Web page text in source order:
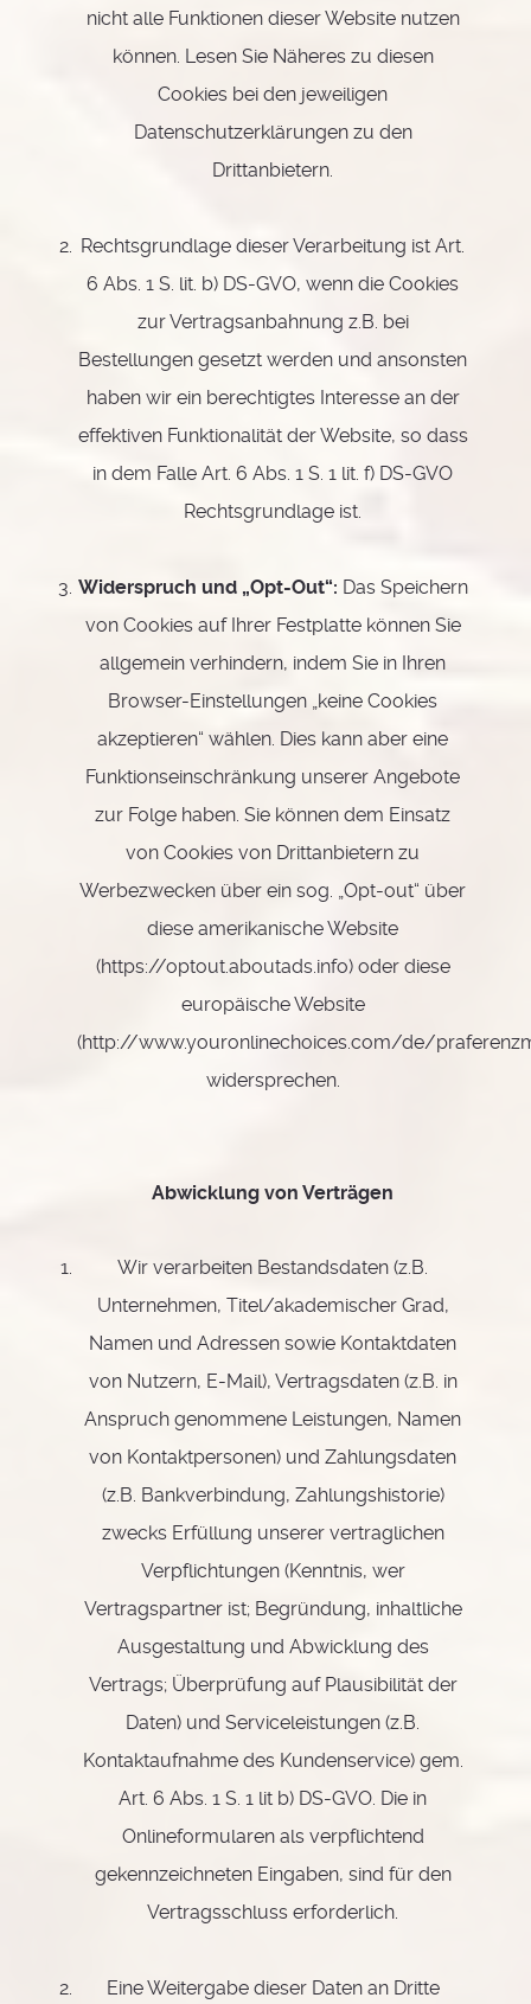
nicht alle Funktionen dieser Website nutzen
können. Lesen Sie Näheres zu diesen
Cookies bei den jeweiligen
Datenschutzerklärungen zu den
Drittanbietern.
Rechtsgrundlage dieser Verarbeitung ist Art.
6 Abs. 1 S. lit. b) DS-GVO, wenn die Cookies
zur Vertragsanbahnung z.B. bei
Bestellungen gesetzt werden und ansonsten
haben wir ein berechtigtes Interesse an der
effektiven Funktionalität der Website, so dass
in dem Falle Art. 6 Abs. 1 S. 1 lit. f) DS-GVO
Rechtsgrundlage ist.
Widerspruch und „Opt-Out“: Das Speichern
von Cookies auf Ihrer Festplatte können Sie
allgemein verhindern, indem Sie in Ihren
Browser-Einstellungen „keine Cookies
akzeptieren“ wählen. Dies kann aber eine
Funktionseinschränkung unserer Angebote
zur Folge haben. Sie können dem Einsatz
von Cookies von Drittanbietern zu
Werbezwecken über ein sog. „Opt-out“ über
diese amerikanische Website
(https://optout.aboutads.info) oder diese
europäische Website
(http://www.youronlinechoices.com/de/
widersprechen.
Abwicklung von Verträgen
Wir verarbeiten Bestandsdaten (z.B.
Unternehmen, Titel/akademischer Grad,
Namen und Adressen sowie Kontaktdaten
von Nutzern, E-Mail), Vertragsdaten (z.B. in
Anspruch genommene Leistungen, Namen
von Kontaktpersonen) und Zahlungsdaten
(z.B. Bankverbindung, Zahlungshistorie)
zwecks Erfüllung unserer vertraglichen
Verpflichtungen (Kenntnis, wer
Vertragspartner ist; Begründung, inhaltliche
Ausgestaltung und Abwicklung des
Vertrags; Überprüfung auf Plausibilität der
Daten) und Serviceleistungen (z.B.
Kontaktaufnahme des Kundenservice) gem.
Art. 6 Abs. 1 S. 1 lit b) DS-GVO. Die in
Onlineformularen als verpflichtend
gekennzeichneten Eingaben, sind für den
Vertragsschluss erforderlich.
Eine Weitergabe dieser Daten an Dritte